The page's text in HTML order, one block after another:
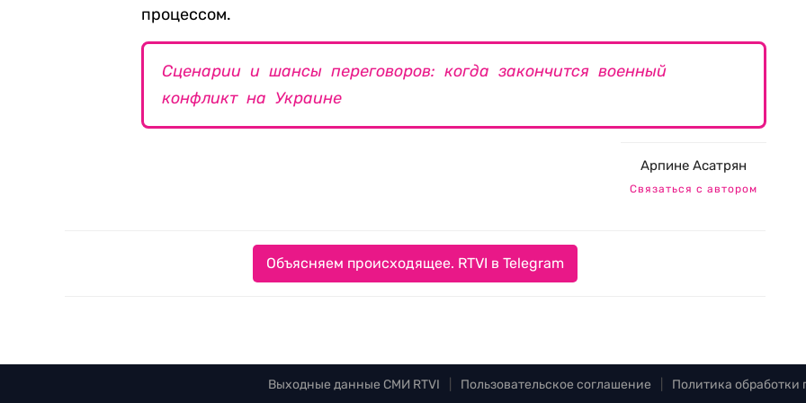
процессом.
Сценарии и шансы переговоров: когда закончится военный
конфликт на Украине
Арпине Асатрян
Связаться с автором
Объясняем происходящее. RTVI в Telegram
Выходные данные СМИ RTVI Пользовательское соглашение Политика